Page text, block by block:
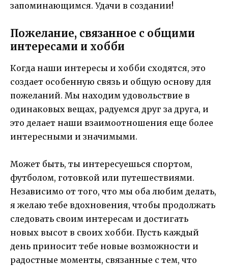
запоминающимся. Удачи в создании!
Пожелание, связанное с общими
интересами и хобби
Когда наши интересы и хобби сходятся, это
создает особенную связь и общую основу для
пожеланий. Мы находим удовольствие в
одинаковых вещах, радуемся друг за друга, и
это делает наши взаимоотношения еще более
интересными и значимыми.
Может быть, ты интересуешься спортом,
футболом, готовкой или путешествиями.
Независимо от того, что мы оба любим делать,
я желаю тебе вдохновения, чтобы продолжать
следовать своим интересам и достигать
новых высот в своих хобби. Пусть каждый
день приносит тебе новые возможности и
радостные моменты, связанные с тем, что